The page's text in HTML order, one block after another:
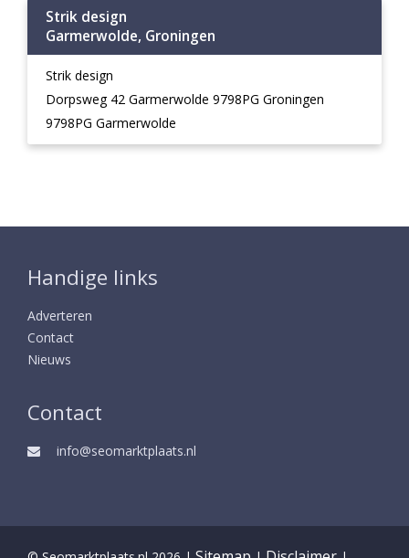
Strik design
Garmerwolde, Groningen
Strik design
Dorpsweg 42 Garmerwolde 9798PG Groningen
9798PG Garmerwolde
Handige links
Adverteren
Contact
Nieuws
Contact
info@seomarktplaats.nl